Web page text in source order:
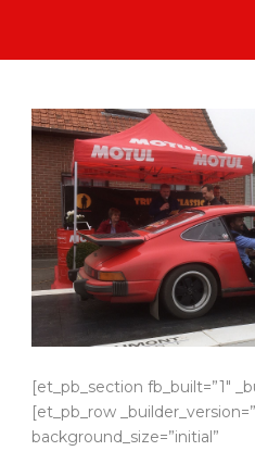
[et_pb_section fb_built=”1″
[et_pb_row
background_size=”initial”